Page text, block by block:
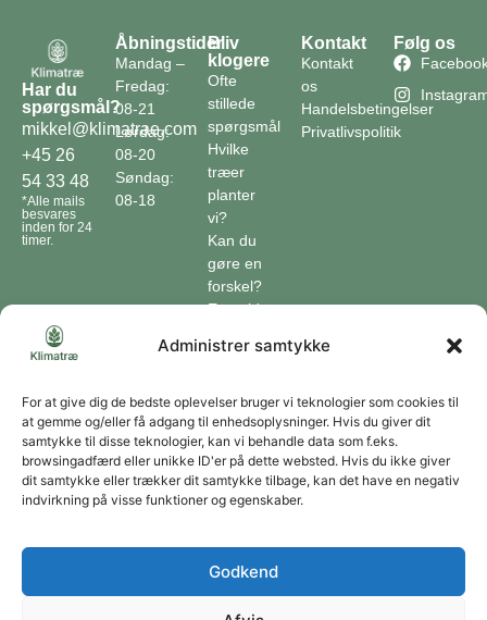
Administrer samtykke
For at give dig de bedste oplevelser bruger vi teknologier som cookies til
at gemme og/eller få adgang til enhedsoplysninger. Hvis du giver dit
samtykke til disse teknologier, kan vi behandle data som f.eks.
browsingadfærd eller unikke ID'er på dette websted. Hvis du ikke giver
dit samtykke eller trækker dit samtykke tilbage, kan det have en negativ
indvirkning på visse funktioner og egenskaber.
Godkend
Har du
spørgsmål?
mikkel@klimatrae.com
+45 26
54 33 48
*Alle mails
besvares
inden for 24
timer.
Åbningstider
Mandag –
Fredag:
08-21
Lørdag:
08-20
Søndag:
08-18
Bliv
klogere
Ofte
stillede
spørgsmål
Hvilke
træer
planter
vi?
Kan du
gøre en
forskel?
En guide
Klimaordbogen
optager
træer
co2?
Kontakt
Kontakt
os
Handelsbetingelser
Privatlivspolitik
Følg os
Forbliv forbundet